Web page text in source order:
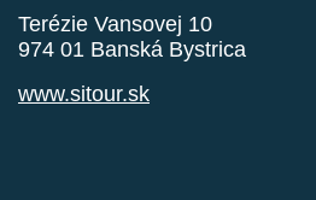
Terézie Vansovej 10
974 01 Banská Bystrica
www.sitour.sk